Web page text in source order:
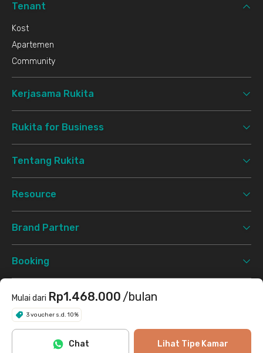
Mulai dari Rp1.468.000 /bulan
3 voucher s.d. 10%
Lihat Tipe Kamar
Chat
Tenant
Kost
Apartemen
Community
Kerjasama Rukita
Rukita for Business
Tentang Rukita
Resource
Brand Partner
Booking
Support
Syarat & Ketentuan Kebijakan Privasi
InstagramTwitter TikTok